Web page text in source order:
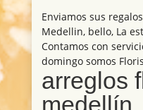
Enviamos sus
Medellin, bello, La
Contamos con
domingo somos
arreglos
medellín